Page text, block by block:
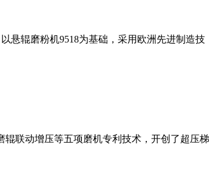
悬辊磨粉机9518为基础，采用欧洲先进制造技
联动增压等五项磨机专利技术，开创了超压梯